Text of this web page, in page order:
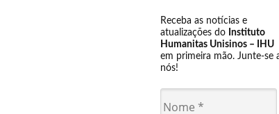
Receba as notícias e
atualizações do Instituto
Humanitas Unisinos – IHU
em primeira mão. Junte-se
nós!